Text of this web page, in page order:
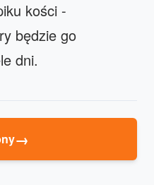
kości -
będzie go
dni.
→